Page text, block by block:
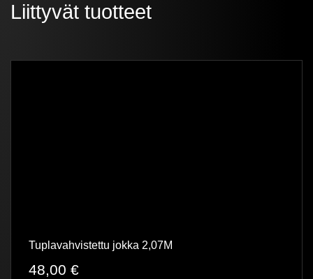
Liittyvät tuotteet
Tuplavahvistettu jokka 2,07M
48,00 €